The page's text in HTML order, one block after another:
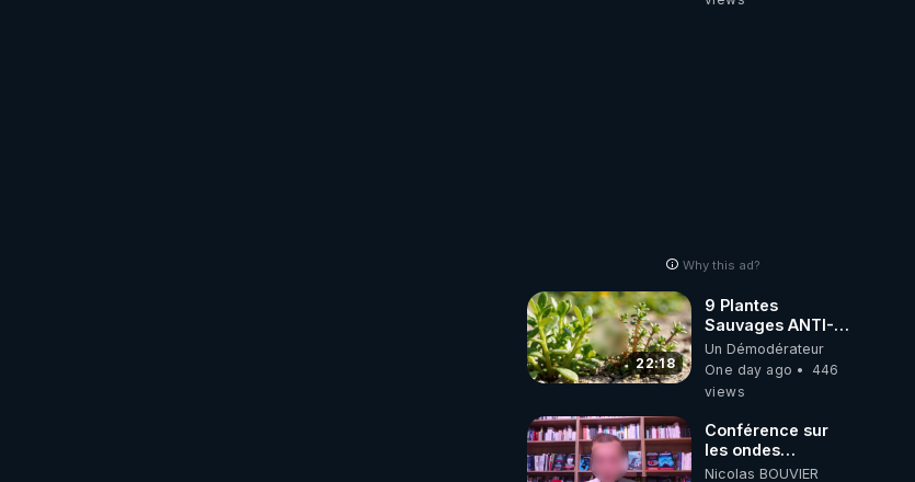
Why this ad?
22:18
9 Plantes
Sauvages ANTI-
FAMINE: ces
Ressources
Haies
Un Démodérateur
One day ago
446
views
Conférence sur
les ondes
électromagnétiques
Nicolas BOUVIER